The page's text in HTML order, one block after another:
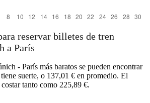
reservar billetes de tren
a París
- París más baratos se pueden encontrar
suerte, o 137,01 € en promedio. El
tanto como 225,89 €.